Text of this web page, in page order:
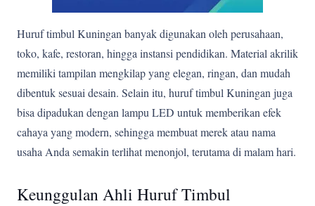
Huruf timbul Kuningan banyak digunakan oleh perusahaan,
toko, kafe, restoran, hingga instansi pendidikan. Material akrilik
memiliki tampilan mengkilap yang elegan, ringan, dan mudah
dibentuk sesuai desain. Selain itu, huruf timbul Kuningan juga
bisa dipadukan dengan lampu LED untuk memberikan efek
cahaya yang modern, sehingga membuat merek atau nama
usaha Anda semakin terlihat menonjol, terutama di malam hari.
Keunggulan Ahli Huruf Timbul